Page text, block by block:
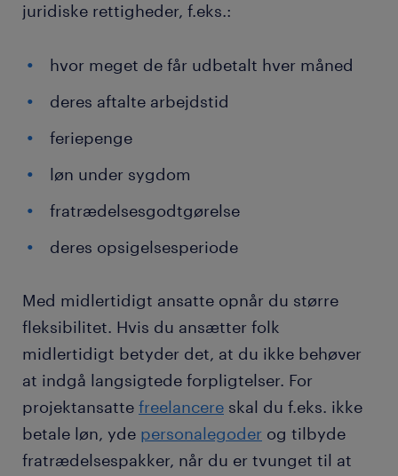
juridiske rettigheder, f.eks.:
hvor meget de får udbetalt hver måned
deres aftalte arbejdstid
feriepenge
løn under sygdom
fratrædelsesgodtgørelse
deres opsigelsesperiode
Med midlertidigt ansatte opnår du større
fleksibilitet. Hvis du ansætter folk
midlertidigt betyder det, at du ikke behøver
at indgå langsigtede forpligtelser. For
projektansatte freelancere skal du f.eks. ikke
betale løn, yde personalegoder og tilbyde
fratrædelsespakker, når du er tvunget til at